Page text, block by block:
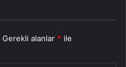
Gerekli alanlar * ile